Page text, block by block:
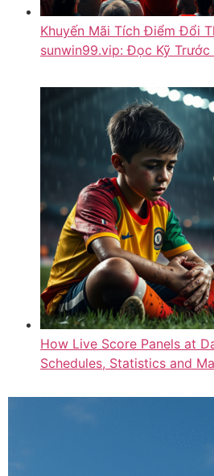
Khuyến Mãi Tích Điểm Đổi
sunwin99.vip: Đọc Kỹ
How Live Score Panels at
Schedules, Statistics and